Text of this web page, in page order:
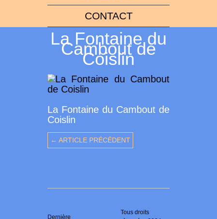
CONTACT
La Fontaine du
Cambout de
Coislin
La Fontaine du Cambout de
Coislin
← ARTICLE PRÉCÉDENT
Dernière
Tous droits